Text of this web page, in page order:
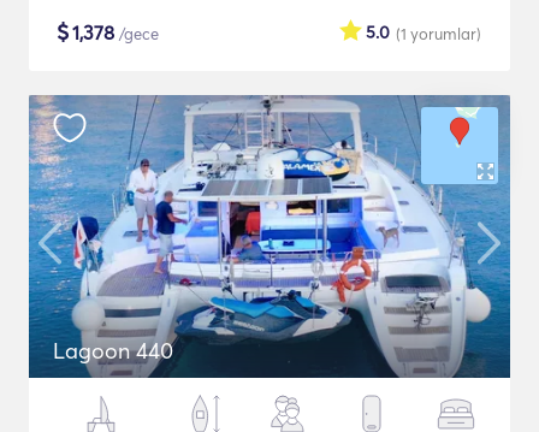
$1,378 /gece (1 yorumlar)
5.0
Lagoon 440